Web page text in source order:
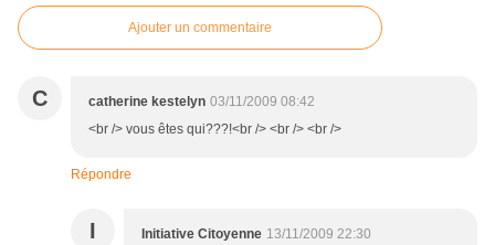
Ajouter un commentaire
C catherine kestelyn 03/11/2009 08:42
<br /> vous êtes qui???!<br /> <br /> <br />
Répondre
I Initiative Citoyenne 13/11/2009 22:30